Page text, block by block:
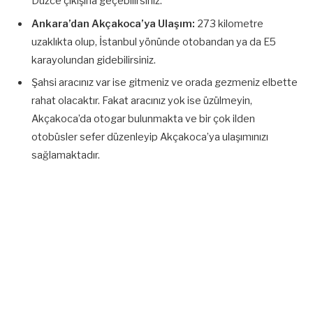
Ankara’dan Akçakoca’ya Ulaşım: 273 kilometre
uzaklıkta olup, İstanbul yönünde otobandan ya da E5
karayolundan gidebilirsiniz.
Şahsi aracınız var ise gitmeniz ve orada gezmeniz elbette
rahat olacaktır. Fakat aracınız yok ise üzülmeyin,
Akçakoca’da otogar bulunmakta ve bir çok ilden
otobüsler sefer düzenleyip Akçakoca’ya ulaşımınızı
sağlamaktadır.